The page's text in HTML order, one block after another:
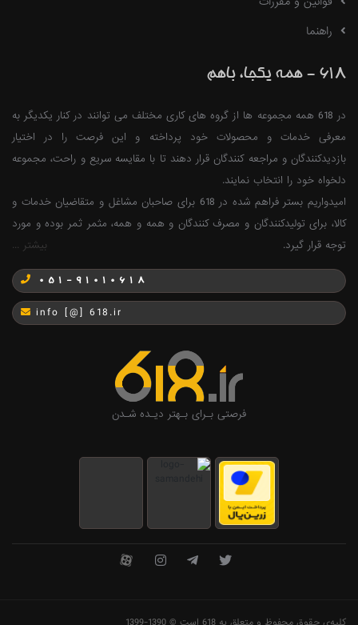
راهنما
618 - همه یکجا، باهم
در 618 همه مجموعه ها از گروه های کاری مختلف می توانند در کنار یکدیگر به
معرفی خدمات و محصولات خود پرداخته و این فرصت را در اختیار
بازدیدکنندگان و مراجعه کنندگان قرار دهند تا با مقایسه سریع و راحت، مجموعه
دلخواه خود را انتخاب نمایند.
امیدواریم بستر فراهم شده در 618 برای صاحبان مشاغل و متقاضیان خدمات و
کالا، برای تولیدکنندگان و مصرف کنندگان و همه و همه، مثمر ثمر بوده و مورد
توجه قرار گیرد.
بیشتر ...
051-91010618
info [@] 618.ir
فرصتی بـرای بـهتر دیـده شـدن